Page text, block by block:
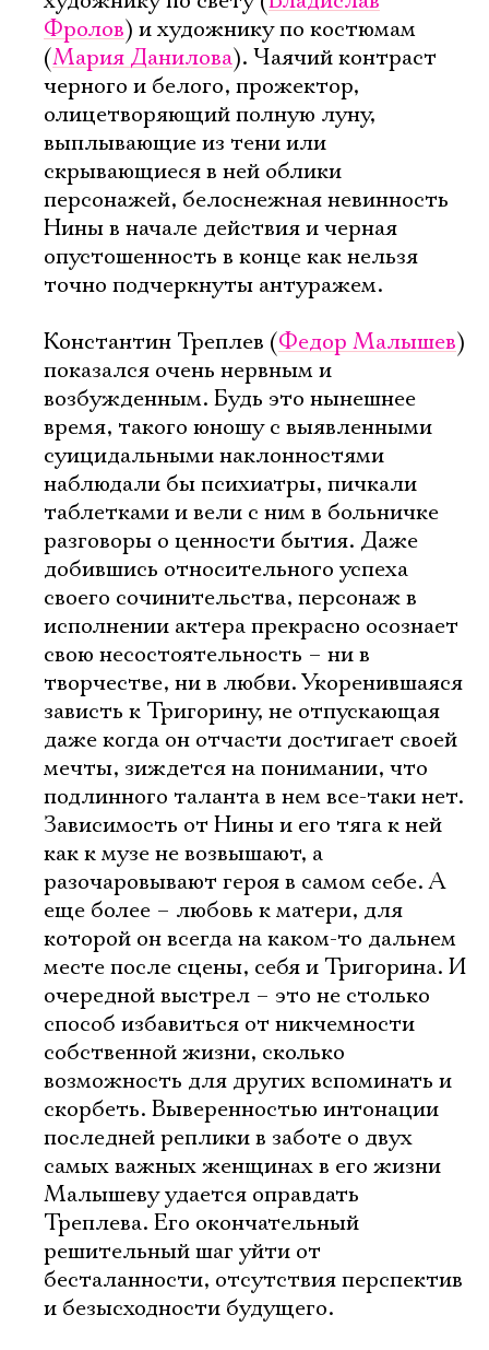
Фролов) и художнику по костюмам
(Мария Данилова). Чаячий контраст
черного и белого, прожектор,
олицетворяющий полную луну,
выплывающие из тени или
скрывающиеся в ней облики
персонажей, белоснежная невинность
Нины в начале действия и черная
опустошенность в конце как нельзя
точно подчеркнуты антуражем.
Константин Треплев (Федор Малышев)
показался очень нервным и
возбужденным. Будь это нынешнее
время, такого юношу с выявленными
суицидальными наклонностями
наблюдали бы психиатры, пичкали
таблетками и вели с ним в больничке
разговоры о ценности бытия. Даже
добившись относительного успеха
своего сочинительства, персонаж в
исполнении актера прекрасно осознает
свою несостоятельность – ни в
творчестве, ни в любви. Укоренившаяся
зависть к Тригорину, не отпускающая
даже когда он отчасти достигает своей
мечты, зиждется на понимании, что
подлинного таланта в нем все-таки нет.
Зависимость от Нины и его тяга к ней
как к музе не возвышают, а
разочаровывают героя в самом себе. А
еще более – любовь к матери, для
которой он всегда на каком-то дальнем
месте после сцены, себя и Тригорина. И
очередной выстрел – это не столько
способ избавиться от никчемности
собственной жизни, сколько
возможность для других вспоминать и
скорбеть. Выверенностью интонации
последней реплики в заботе о двух
самых важных женщинах в его жизни
Малышеву удается оправдать
Треплева. Его окончательный
решительный шаг уйти от
бесталанности, отсутствия перспектив
и безысходности будущего.
Ознакомиться